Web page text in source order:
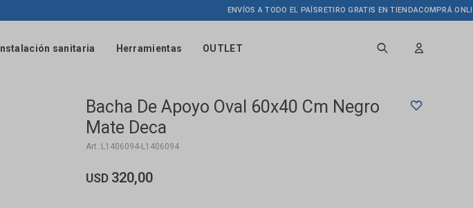
Instalación sanitaria Herramientas OUTLET
ENVÍOS A TODO EL PAÍSRETIRO GRATIS EN TIENDACOMPRÁ ONLINE
Bacha De Apoyo Oval 60x40 Cm Negro
Mate Deca
L1406094-L1406094
USD 320,00